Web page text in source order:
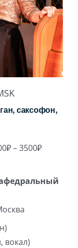
саксофон,
– 3500₽
вокал)